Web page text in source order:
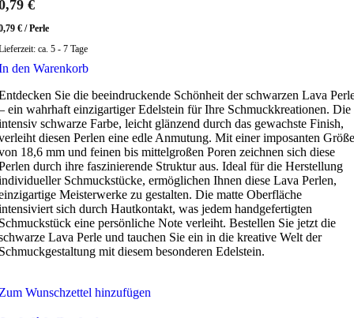
€
€ /Perle
ca. 5 - 7 Tage
den Warenkorb
Sie die beeindruckende Schönheit der schwarzen Lava
ein wahrhaft einzigartiger Edelstein für Ihre Schmuckkreationen. Die
schwarze Farbe, leicht glänzend durch das gewachste Finish,
diesen Perlen eine edle Anmutung. Mit einer imposanten Größe
18,6 mm und feinen bis mittelgroßen Poren zeichnen sich diese
durch ihre faszinierende Struktur aus. Ideal für die Herstellung
Schmuckstücke, ermöglichen Ihnen diese Lava Perlen,
Meisterwerke zu gestalten. Die matte Oberfläche
sich durch Hautkontakt, was jedem handgefertigten
eine persönliche Note verleiht. Bestellen Sie jetzt die
Lava Perle und tauchen Sie ein in die kreative Welt der
mit diesem besonderen Edelstein.
Wunschzettel hinzufügen